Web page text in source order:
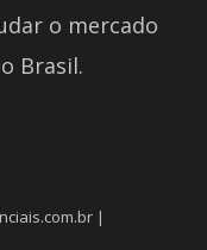
o mercado
Brasil.
|